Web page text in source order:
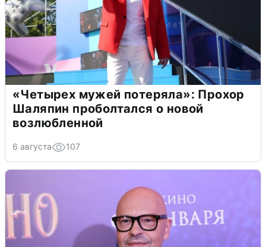
«Четырех мужей потеряла»: Прохор
Шаляпин проболтался о новой
возлюбленной
6 августа 107